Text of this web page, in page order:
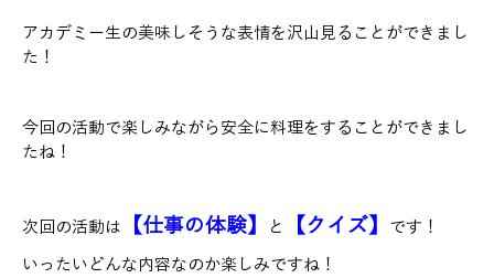
アカデミー生の美味しそうな表情を沢山見ることができまし
た！
今回の活動で楽しみながら安全に料理をすることができまし
たね！
次回の活動は 【仕事の体験】 と 【クイズ】 です！
いったいどんな内容なのか楽しみですね！